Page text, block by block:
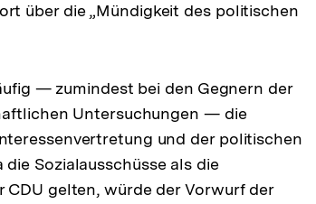
über die „Mündigkeit des politischen
— zumindest bei den Gegnern der
Untersuchungen — die
und der politischen
Sozialausschüsse als die
gelten, würde der Vorwurf der